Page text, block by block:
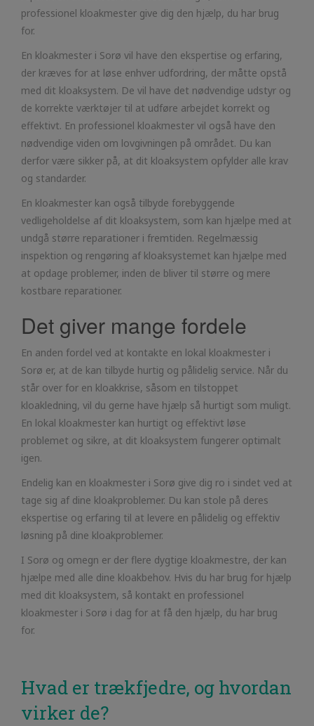
professionel kloakmester give dig den hjælp, du har brug
for.
En kloakmester i Sorø vil have den ekspertise og erfaring,
der kræves for at løse enhver udfordring, der måtte opstå
med dit kloaksystem. De vil have det nødvendige udstyr og
de korrekte værktøjer til at udføre arbejdet korrekt og
effektivt. En professionel kloakmester vil også have den
nødvendige viden om lovgivningen på området. Du kan
derfor være sikker på, at dit kloaksystem opfylder alle krav
og standarder.
En kloakmester kan også tilbyde forebyggende
vedligeholdelse af dit kloaksystem, som kan hjælpe med at
undgå større reparationer i fremtiden. Regelmæssig
inspektion og rengøring af kloaksystemet kan hjælpe med
at opdage problemer, inden de bliver til større og mere
kostbare reparationer.
Det giver mange fordele
En anden fordel ved at kontakte en lokal kloakmester i
Sorø er, at de kan tilbyde hurtig og pålidelig service. Når du
står over for en kloakkrise, såsom en tilstoppet
kloakledning, vil du gerne have hjælp så hurtigt som muligt.
En lokal kloakmester kan hurtigt og effektivt løse
problemet og sikre, at dit kloaksystem fungerer optimalt
igen.
Endelig kan en kloakmester i Sorø give dig ro i sindet ved at
tage sig af dine kloakproblemer. Du kan stole på deres
ekspertise og erfaring til at levere en pålidelig og effektiv
løsning på dine kloakproblemer.
I Sorø og omegn er der flere dygtige kloakmestre, der kan
hjælpe med alle dine kloakbehov. Hvis du har brug for hjælp
med dit kloaksystem, så kontakt en professionel
kloakmester i Sorø i dag for at få den hjælp, du har brug
for.
Hvad er trækfjedre, og hvordan
virker de?